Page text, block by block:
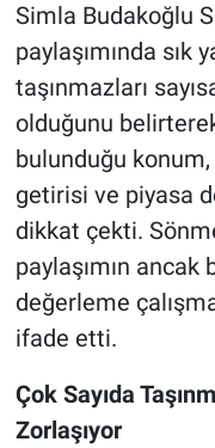
Simla Budakoğlu
paylaşımında sık
taşınmazları
olduğunu
bulunduğu
getirisi ve piyasa
dikkat çekti.
paylaşımın ancak
değerleme
ifade etti.
Çok Sayıda
Zorlaşıyor